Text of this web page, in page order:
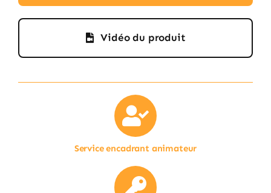
Vidéo du produit
Service encadrant animateur